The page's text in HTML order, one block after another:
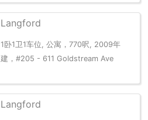
Langford
1卧1卫1车位, 公寓，770呎, 2009年
建，#205 - 611 Goldstream Ave
Langford